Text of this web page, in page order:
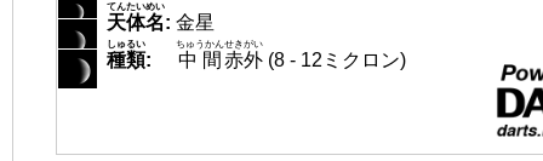
天体名
てんたいめい
: 金星
種類
しゅるい
: 中間
ちゅうかん
赤外
せきがい
(8 - 12ミクロン)